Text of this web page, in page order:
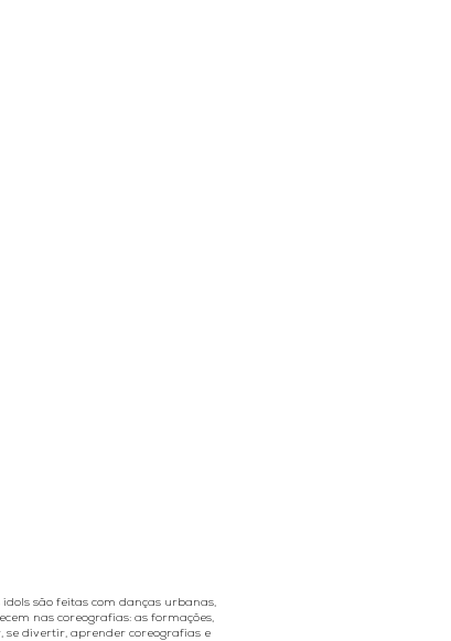
são feitas com danças urbanas,
nas coreografias: as formações,
se divertir, aprender coreografias e